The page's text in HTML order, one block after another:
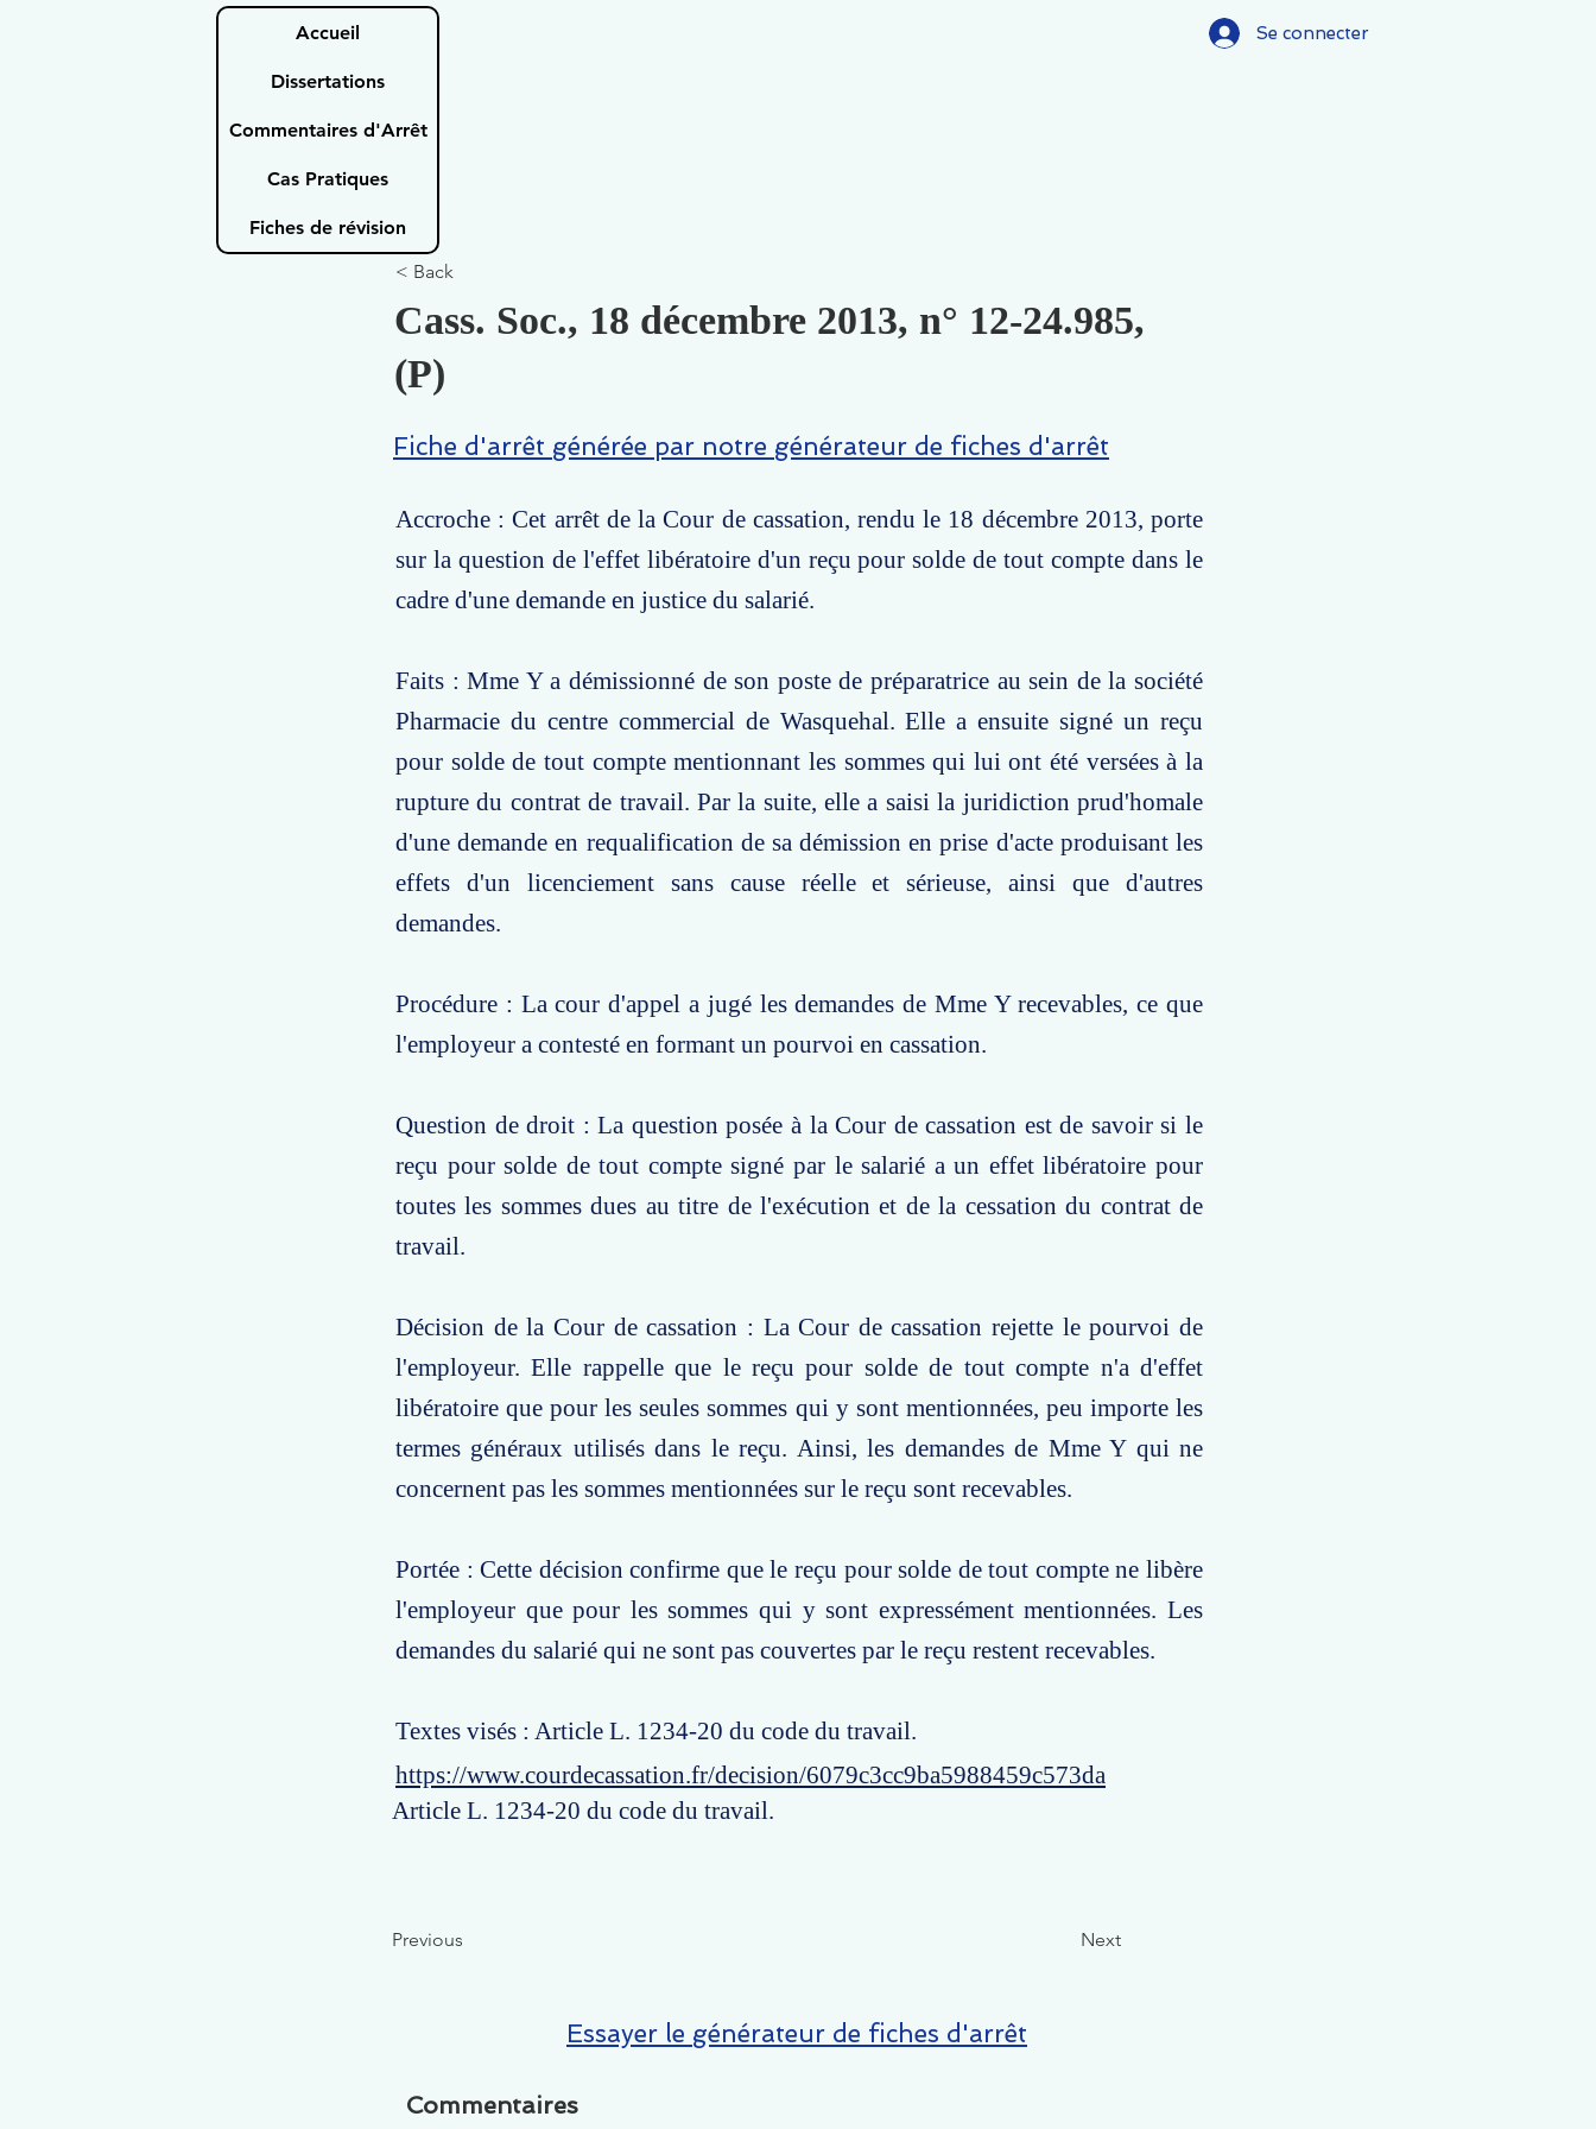
Accueil
Dissertations
Commentaires d'Arrêt
Cas Pratiques
Fiches de révision
Se connecter
< Back
Cass. Soc., 18 décembre 2013, n° 12-24.985,
(P)
Fiche d'arrêt générée par notre générateur de fiches d'arrêt
Accroche : Cet arrêt de la Cour de cassation, rendu le 18 décembre 2013, porte
sur la question de l'effet libératoire d'un reçu pour solde de tout compte dans le
cadre d'une demande en justice du salarié.
Faits : Mme Y a démissionné de son poste de préparatrice au sein de la société
Pharmacie du centre commercial de Wasquehal. Elle a ensuite signé un reçu
pour solde de tout compte mentionnant les sommes qui lui ont été versées à la
rupture du contrat de travail. Par la suite, elle a saisi la juridiction prud'homale
d'une demande en requalification de sa démission en prise d'acte produisant les
effets d'un licenciement sans cause réelle et sérieuse, ainsi que d'autres
demandes.
Procédure : La cour d'appel a jugé les demandes de Mme Y recevables, ce que
l'employeur a contesté en formant un pourvoi en cassation.
Question de droit : La question posée à la Cour de cassation est de savoir si le
reçu pour solde de tout compte signé par le salarié a un effet libératoire pour
toutes les sommes dues au titre de l'exécution et de la cessation du contrat de
travail.
Décision de la Cour de cassation : La Cour de cassation rejette le pourvoi de
l'employeur. Elle rappelle que le reçu pour solde de tout compte n'a d'effet
libératoire que pour les seules sommes qui y sont mentionnées, peu importe les
termes généraux utilisés dans le reçu. Ainsi, les demandes de Mme Y qui ne
concernent pas les sommes mentionnées sur le reçu sont recevables.
Portée : Cette décision confirme que le reçu pour solde de tout compte ne libère
l'employeur que pour les sommes qui y sont expressément mentionnées. Les
demandes du salarié qui ne sont pas couvertes par le reçu restent recevables.
Textes visés : Article L. 1234-20 du code du travail.
https://www.courdecassation.fr/decision/6079c3cc9ba5988459c573da
Article L. 1234-20 du code du travail.
Previous Next
Essayer le générateur de fiches d'arrêt
Commentaires